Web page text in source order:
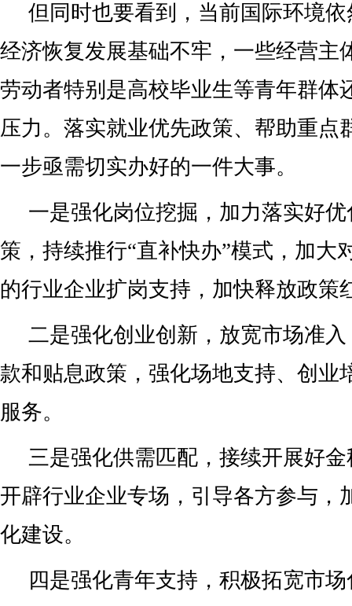
但同时也要看到，当前国际环境
经济恢复发展基础不牢，一些经营主
劳动者特别是高校毕业生等青年群体
压力。落实就业优先政策、帮助重点
一步亟需切实办好的一件大事。
一是强化岗位挖掘，加力落实好
策，持续推行“直补快办”模式，加大
的行业企业扩岗支持，加快释放政策
二是强化创业创新，放宽市场准
款和贴息政策，强化场地支持、创业
服务。
三是强化供需匹配，接续开展好
开辟行业企业专场，引导各方参与，
化建设。
四是强化青年支持，积极拓宽市